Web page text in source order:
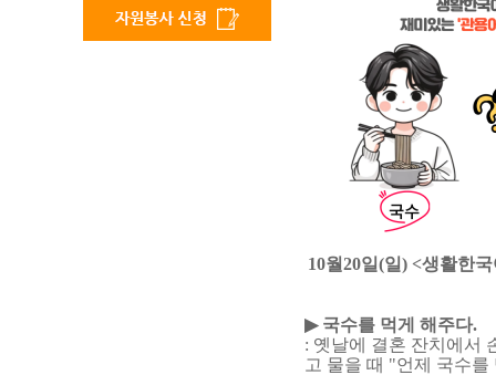
10월20일(일) <생활한
▶ 국수를 먹게 해주다.
: 옛날에 결혼 잔치에서
고 물을 때 "언제 국수